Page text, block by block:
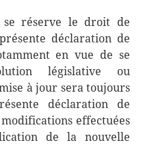
se réserve le droit de
déclaration de
en vue de se
législative ou
à jour sera toujours
déclaration de
effectuées
de la nouvelle